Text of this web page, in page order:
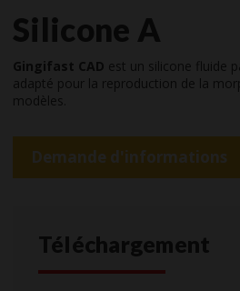
Silicone A
Gingifast CAD est un silicone fluide
adapté pour la reproduction de la
modèles.
Demande d'informations
Téléchargement